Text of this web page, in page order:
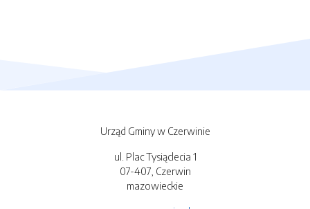
Urząd Gminy w Czerwinie
ul. Plac Tysiąclecia 1
07-407, Czerwin
mazowieckie